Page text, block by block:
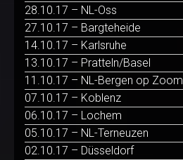
28.10.17 – NL-Oss
27.10.17 – Bargteheide
14.10.17 – Karlsruhe
13.10.17 – Pratteln/Basel
11.10.17 – NL-Bergen op Zoom
07.10.17 – Koblenz
06.10.17 – Lochem
05.10.17 – NL-Terneuzen
02.10.17 – Düsseldorf